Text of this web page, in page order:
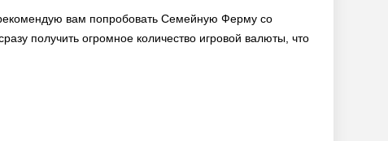
вам попробовать Семейную Ферму со
получить огромное количество игровой валюты, что